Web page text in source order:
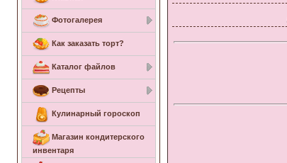
Фотогалерея
Как заказать торт?
Каталог файлов
Рецепты
Кулинарный гороскоп
Магазин кондитерского
инвентаря